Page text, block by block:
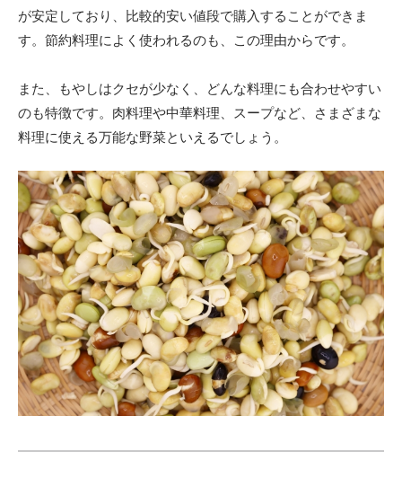
が安定しており、比較的安い値段で購入することができま
す。節約料理によく使われるのも、この理由からです。
また、もやしはクセが少なく、どんな料理にも合わせやすい
のも特徴です。肉料理や中華料理、スープなど、さまざまな
料理に使える万能な野菜といえるでしょう。